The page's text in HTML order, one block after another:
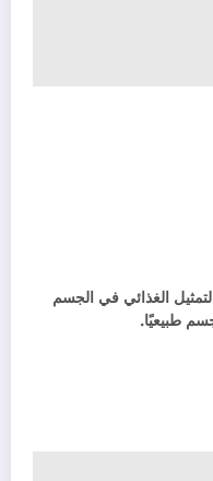
الغذائي في الجسم
طبيعيًا.